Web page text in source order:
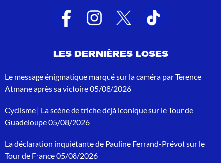
t
s
r
e
c
h
o
u
LES DERNIÈRES LOSES
Le message énigmatique marqué sur la caméra par Terence
Atmane après sa victoire05/08/2026
Cyclisme | La scène de triche déjà iconique sur le Tour de
Guadeloupe05/08/2026
La déclaration inquiétante de Pauline Ferrand-Prévot sur le
Tour de France05/08/2026